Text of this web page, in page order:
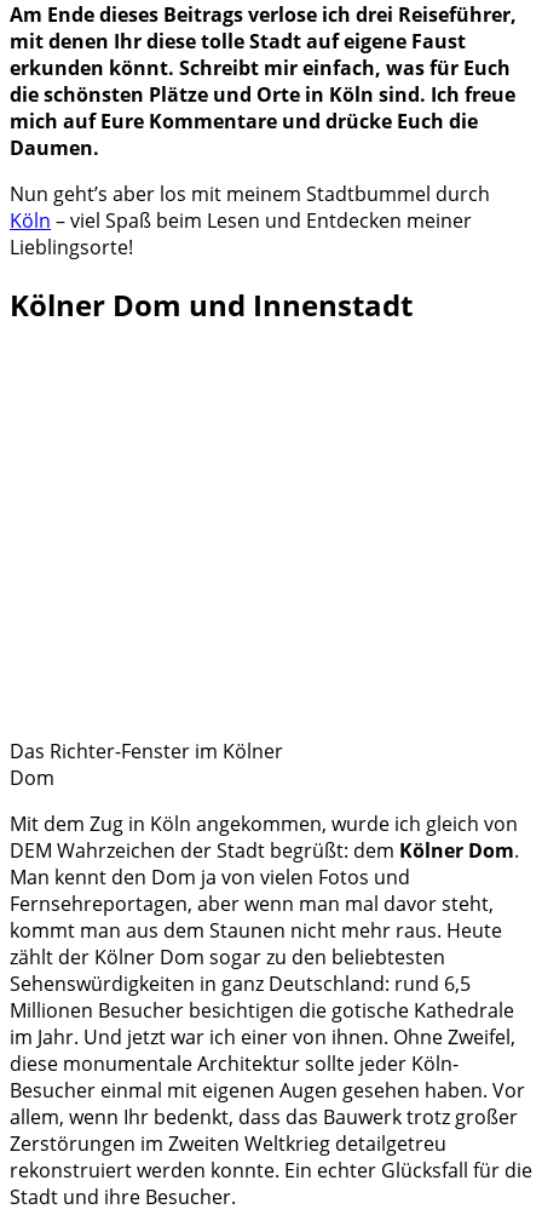
Am Ende dieses Beitrags verlose ich drei Reiseführer,
mit denen Ihr diese tolle Stadt auf eigene Faust
erkunden könnt. Schreibt mir einfach, was für Euch
die schönsten Plätze und Orte in Köln sind. Ich freue
mich auf Eure Kommentare und drücke Euch die
Daumen.
Nun geht’s aber los mit meinem Stadtbummel durch
Köln – viel Spaß beim Lesen und Entdecken meiner
Lieblingsorte!
Kölner Dom und Innenstadt
Das Richter-Fenster im Kölner
Dom
Mit dem Zug in Köln angekommen, wurde ich gleich von
DEM Wahrzeichen der Stadt begrüßt: dem Kölner Dom.
Man kennt den Dom ja von vielen Fotos und
Fernsehreportagen, aber wenn man mal davor steht,
kommt man aus dem Staunen nicht mehr raus. Heute
zählt der Kölner Dom sogar zu den beliebtesten
Sehenswürdigkeiten in ganz Deutschland: rund 6,5
Millionen Besucher besichtigen die gotische Kathedrale
im Jahr. Und jetzt war ich einer von ihnen. Ohne Zweifel,
diese monumentale Architektur sollte jeder Köln-
Besucher einmal mit eigenen Augen gesehen haben. Vor
allem, wenn Ihr bedenkt, dass das Bauwerk trotz großer
Zerstörungen im Zweiten Weltkrieg detailgetreu
rekonstruiert werden konnte. Ein echter Glücksfall für die
Stadt und ihre Besucher.